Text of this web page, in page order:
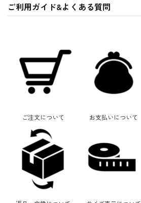
meeting_room ログイン person 会員登録
アイテムから選ぶ
性別から選ぶ
サイズから選ぶ
ブランドから選ぶ
特集
GIRL
BOY
ブランド
サイズ
カラーから探す
ご利用ガイド&よくある質問
ご注文について お支払いについて